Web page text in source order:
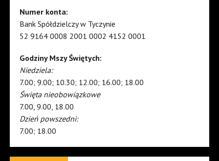
Numer konta:
Bank Spółdzielczy w Tyczynie
52 9164 0008 2001 0002 4152 0001
Godziny Mszy Świętych:
Niedziela:
7.00; 9.00; 10.30; 12.00; 16.00; 18.00
Święta nieobowiązkowe
7.00, 9.00, 18.00
Dzień powszedni:
7.00; 18.00